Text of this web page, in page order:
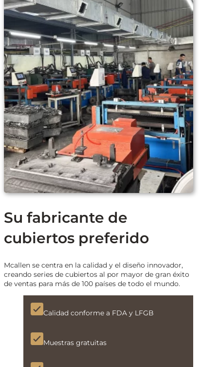
Su fabricante de
cubiertos preferido
Mcallen se centra en la calidad y el diseño innovador,
creando series de cubiertos al por mayor de gran éxito
de ventas para más de 100 países de todo el mundo.
Calidad conforme a FDA y LFGB
Muestras gratuitas